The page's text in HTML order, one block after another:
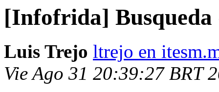
[Infofrida] Busqueda
Luis Trejo ltrejo en
Vie Ago 31 20:39:27 BRT